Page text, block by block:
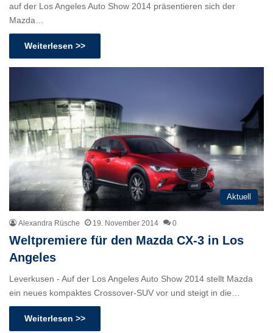
auf der Los Angeles Auto Show 2014 präsentieren sich der
Mazda…
Weiterlesen >>
Aktuell
Alexandra Rüsche 19. November 2014 0
Weltpremiere für den Mazda CX-3 in Los
Angeles
Leverkusen - Auf der Los Angeles Auto Show 2014 stellt Mazda
ein neues kompaktes Crossover-SUV vor und steigt in die…
Weiterlesen >>